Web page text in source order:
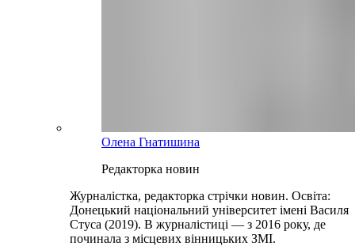
Олена Гнатишина
Редакторка новин
Журналістка, редакторка стрічки новин. Освіта:
Донецький національний університет імені Василя
Стуса (2019). В журналістиці — з 2016 року, де
починала з місцевих вінницьких ЗМІ.